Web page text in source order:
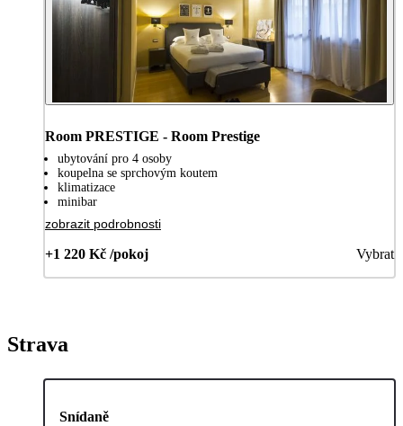
Room PRESTIGE - Room Prestige
ubytování pro 4 osoby
koupelna se sprchovým koutem
klimatizace
minibar
zobrazit podrobnosti
+1 220 Kč /pokoj Vybrat
Strava
Snídaně